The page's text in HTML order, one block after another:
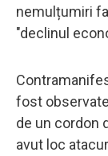
nemulțumiri
"declinul
fost
de un cordon
avut loc